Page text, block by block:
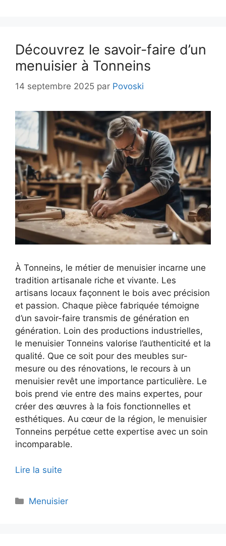
Découvrez le savoir-faire d’un
menuisier à Tonneins
14 septembre 2025 par Povoski
À Tonneins, le métier de menuisier incarne une
tradition artisanale riche et vivante. Les
artisans locaux façonnent le bois avec précision
et passion. Chaque pièce fabriquée témoigne
d’un savoir-faire transmis de génération en
génération. Loin des productions industrielles,
le menuisier Tonneins valorise l’authenticité et la
qualité. Que ce soit pour des meubles sur-
mesure ou des rénovations, le recours à un
menuisier revêt une importance particulière. Le
bois prend vie entre des mains expertes, pour
créer des œuvres à la fois fonctionnelles et
esthétiques. Au cœur de la région, le menuisier
Tonneins perpétue cette expertise avec un soin
incomparable.
Lire la suite
Catégories
Menuisier